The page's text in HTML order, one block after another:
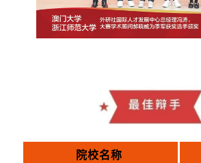
院校名称